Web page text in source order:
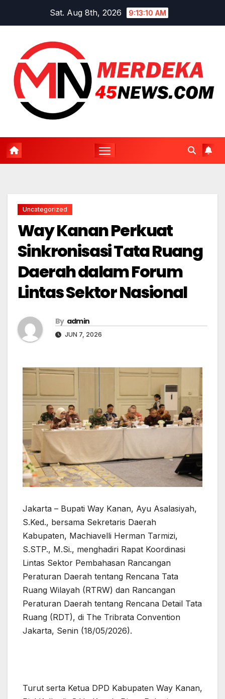
Sat. Aug 8th, 2026 9:13:11 AM
Uncategorized
Way Kanan Perkuat
Sinkronisasi Tata Ruang
Daerah dalam Forum
Lintas Sektor Nasional
By admin
JUN 7, 2026
Jakarta – Bupati Way Kanan, Ayu Asalasiyah,
S.Ked., bersama Sekretaris Daerah
Kabupaten, Machiavelli Herman Tarmizi,
S.STP., M.Si., menghadiri Rapat Koordinasi
Lintas Sektor Pembahasan Rancangan
Peraturan Daerah tentang Rencana Tata
Ruang Wilayah (RTRW) dan Rancangan
Peraturan Daerah tentang Rencana Detail Tata
Ruang (RDT), di The Tribrata Convention
Jakarta, Senin (18/05/2026).
Turut serta Ketua DPD Kabupaten Way Kanan,